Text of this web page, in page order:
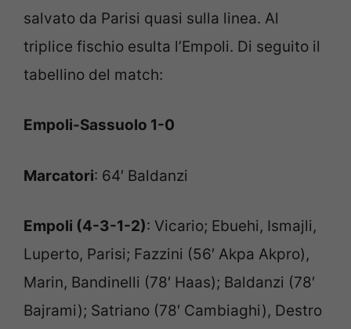
salvato da Parisi quasi sulla linea. Al
triplice fischio esulta l’Empoli. Di seguito il
tabellino del match:
Empoli-Sassuolo 1-0
Marcatori: 64′ Baldanzi
Empoli (4-3-1-2): Vicario; Ebuehi, Ismajli,
Luperto, Parisi; Fazzini (56′ Akpa Akpro),
Marin, Bandinelli (78′ Haas); Baldanzi (78′
Bajrami); Satriano (78′ Cambiaghi), Destro